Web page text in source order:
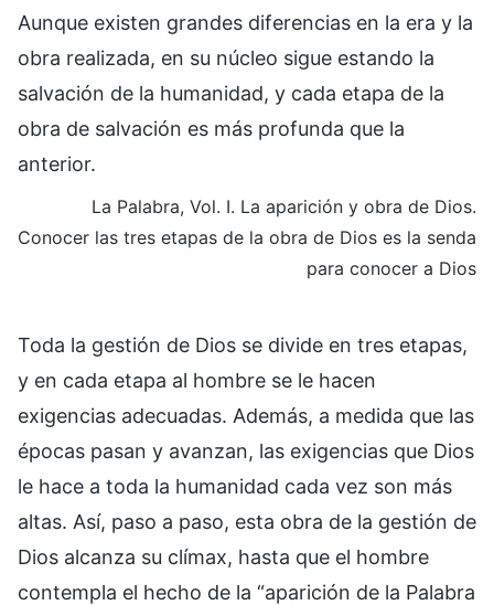
Aunque existen grandes diferencias en la era y la
obra realizada, en su núcleo sigue estando la
salvación de la humanidad, y cada etapa de la
obra de salvación es más profunda que la
anterior.
La Palabra, Vol. I. La aparición y obra de Dios.
Conocer las tres etapas de la obra de Dios es la senda
para conocer a Dios
Toda la gestión de Dios se divide en tres etapas,
y en cada etapa al hombre se le hacen
exigencias adecuadas. Además, a medida que las
épocas pasan y avanzan, las exigencias que Dios
le hace a toda la humanidad cada vez son más
altas. Así, paso a paso, esta obra de la gestión de
Dios alcanza su clímax, hasta que el hombre
contempla el hecho de la “aparición de la Palabra